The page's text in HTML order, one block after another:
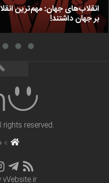
انقلاب‌های جهان: مهم‌ترین
بر جهان داشتند!
rights reserved.
»
vVebsite.ir